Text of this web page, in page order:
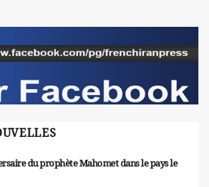
du prophète Mahomet dans le pays le